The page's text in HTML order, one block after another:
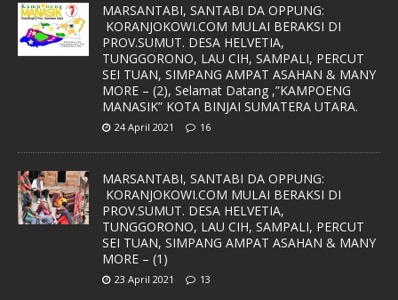
MARSANTABI, SANTABI DA OPPUNG:
KORANJOKOWI.COM MULAI BERAKSI DI
PROV.SUMUT. DESA HELVETIA,
TUNGGORONO, LAU CIH, SAMPALI, PERCUT
SEI TUAN, SIMPANG AMPAT ASAHAN & MANY
MORE – (2), Selamat Datang ,”KAMPOENG
MANASIK” KOTA BINJAI SUMATERA UTARA.
24 April 2021 16
MARSANTABI, SANTABI DA OPPUNG:
KORANJOKOWI.COM MULAI BERAKSI DI
PROV.SUMUT. DESA HELVETIA,
TUNGGORONO, LAU CIH, SAMPALI, PERCUT
SEI TUAN, SIMPANG AMPAT ASAHAN & MANY
MORE – (1)
23 April 2021 13